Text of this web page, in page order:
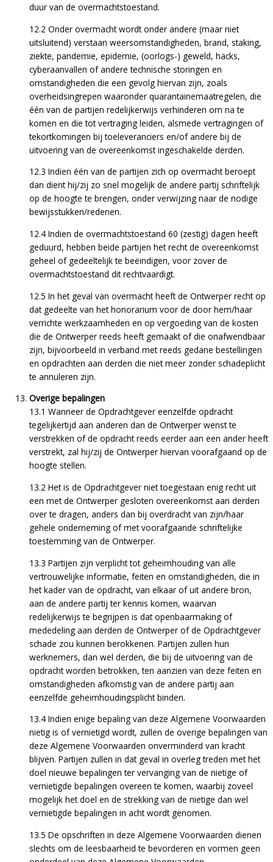
duur van de overmachtstoestand.
12.2 Onder overmacht wordt onder andere (maar niet
uitsluitend) verstaan weersomstandigheden, brand, staking,
ziekte, pandemie, epidemie, (oorlogs-) geweld, hacks,
cyberaanvallen of andere technische storingen en
omstandigheden die een gevolg hiervan zijn, zoals
overheidsingrepen waaronder quarantainemaatregelen, die
één van de partijen redelijkerwijs verhinderen om na te
komen en die tot vertraging leiden, alsmede vertragingen of
tekortkomingen bij toeleveranciers en/of andere bij de
uitvoering van de overeenkomst ingeschakelde derden.
12.3 Indien één van de partijen zich op overmacht beroept
dan dient hij/zij zo snel mogelijk de andere partij schriftelijk
op de hoogte te brengen, onder verwijzing naar de nodige
bewijsstukken/redenen.
12.4 Indien de overmachtstoestand 60 (zestig) dagen heeft
geduurd, hebben beide partijen het recht de overeenkomst
geheel of gedeeltelijk te beëindigen, voor zover de
overmachtstoestand dit rechtvaardigt.
12.5 In het geval van overmacht heeft de Ontwerper recht op
dat gedeelte van het honorarium voor de door hem/haar
verrichte werkzaamheden en op vergoeding van de kosten
die de Ontwerper reeds heeft gemaakt of die onafwendbaar
zijn, bijvoorbeeld in verband met reeds gedane bestellingen
en opdrachten aan derden die niet meer zonder schadeplicht
te annuleren zijn.
Overige bepalingen
13.1 Wanneer de Opdrachtgever eenzelfde opdracht
tegelijkertijd aan anderen dan de Ontwerper wenst te
verstrekken of de opdracht reeds eerder aan een ander heeft
verstrekt, zal hij/zij de Ontwerper hiervan voorafgaand op de
hoogte stellen.
13.2 Het is de Opdrachtgever niet toegestaan enig recht uit
een met de Ontwerper gesloten overeenkomst aan derden
over te dragen, anders dan bij overdracht van zijn/haar
gehele onderneming of met voorafgaande schriftelijke
toestemming van de Ontwerper.
13.3 Partijen zijn verplicht tot geheimhouding van alle
vertrouwelijke informatie, feiten en omstandigheden, die in
het kader van de opdracht, van elkaar of uit andere bron,
aan de andere partij ter kennis komen, waarvan
redelijkerwijs te begrijpen is dat openbaarmaking of
mededeling aan derden de Ontwerper of de Opdrachtgever
schade zou kunnen berokkenen. Partijen zullen hun
werknemers, dan wel derden, die bij de uitvoering van de
opdracht worden betrokken, ten aanzien van deze feiten en
omstandigheden afkomstig van de andere partij aan
eenzelfde geheimhoudingsplicht binden.
13.4 Indien enige bepaling van deze Algemene Voorwaarden
nietig is of vernietigd wordt, zullen de overige bepalingen van
deze Algemene Voorwaarden onverminderd van kracht
blijven. Partijen zullen in dat geval in overleg treden met het
doel nieuwe bepalingen ter vervanging van de nietige of
vernietigde bepalingen overeen te komen, waarbij zoveel
mogelijk het doel en de strekking van de nietige dan wel
vernietigde bepalingen in acht wordt genomen.
13.5 De opschriften in deze Algemene Voorwaarden dienen
slechts om de leesbaarheid te bevorderen en vormen geen